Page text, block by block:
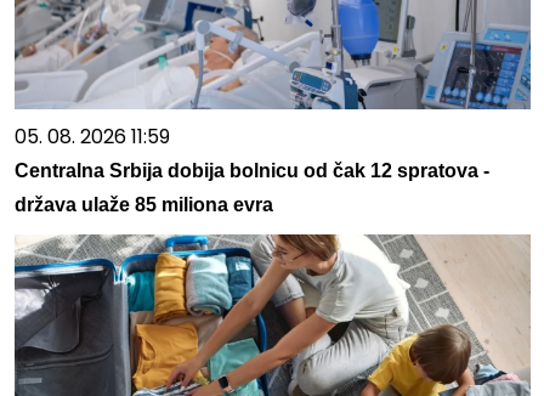
05. 08. 2026 11:59
Centralna Srbija dobija bolnicu od čak 12 spratova -
država ulaže 85 miliona evra